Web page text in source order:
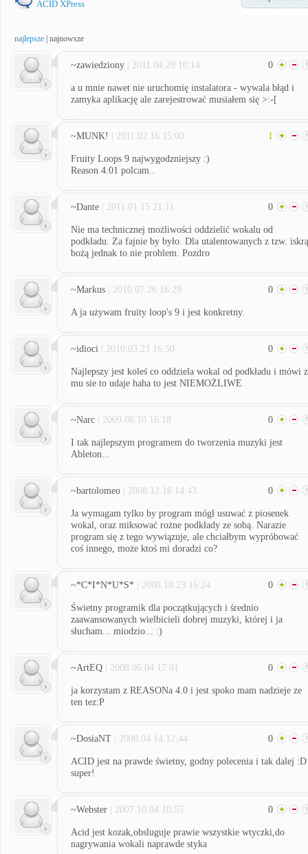
ACID XPress
najlepsze najnowsze
~zawiedziony | 2011.04.28 10:14 0
a u mnie nawet nie uruchomię instalatora - wywala błąd i
zamyka aplikację ale zarejestrować musiałem się >:-[
~MUNK! | 2011.02.16 15:00 1
Fruity Loops 9 najwygodzniejszy :)
Reason 4.01 polcam..
~Dante | 2011.01.15 21:11 0
Nie ma technicznej możliwości oddzielić wokalu od
podkładu. Za fajnie by było. Dla utalentowanych z tzw. iskrą
bożą jednak to nie problem. Pozdro
~Markus | 2010.07.26 16:29 0
A ja używam fruity loop's 9 i jest konkretny.
~idioci | 2010.03.23 16:50 0
Najlepszy jest koleś co oddziela wokal od podkładu i mówi
mu sie to udaje haha to jest NIEMOŻLIWE
~Narc | 2009.06.10 16:18 0
I tak najlepszym programem do tworzenia muzyki jest
Ableton...
~bartolomeo | 2008.12.16 14:43 0
Ja wymagam tylko by program mógł usuwać z piosenek
wokal, oraz miksować rożne podkłady ze sobą. Narazie
program się z tego wywiązuje, ale chciałbym wypróbować
coś innego, może ktoś mi doradzi co?
~*C*I*N*U*S* | 2008.10.23 16:24 0
Świetny programik dla początkujących i średnio
zaawansowanych wielbicieli dobrej muzyki, której i ja
słucham... miodzio... :)
~ArtEQ | 2008.06.04 17:01 0
ja korzystam z REASONa 4.0 i jest spoko mam nadzieje ze
ten tez:P
~DosiaNT | 2008.04.14 12:44 0
ACID jest na prawde świetny, godny polecenia i tak dalej :D
super!
~Webster | 2007.10.04 10:55 0
Acid jest kozak,obsluguje prawie wszystkie wtyczki,do
nagrywania wokali naprawde styka